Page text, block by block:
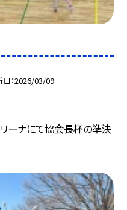
日 2026/03/09
リーナにて協会長杯の準決